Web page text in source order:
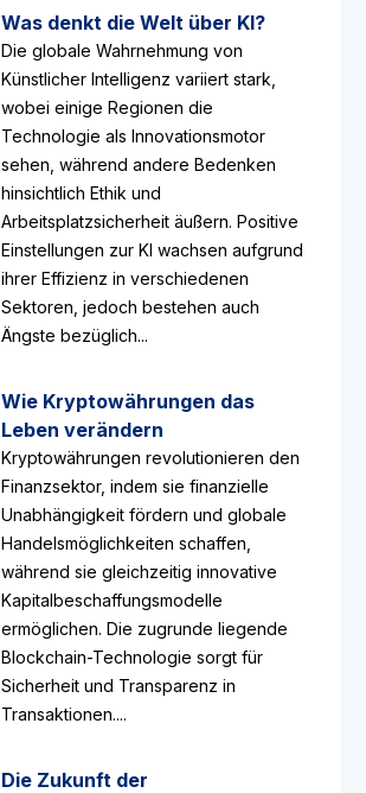
Was denkt die Welt über KI?
Die globale Wahrnehmung von
Künstlicher Intelligenz variiert stark,
wobei einige Regionen die
Technologie als Innovationsmotor
sehen, während andere Bedenken
hinsichtlich Ethik und
Arbeitsplatzsicherheit äußern. Positive
Einstellungen zur KI wachsen aufgrund
ihrer Effizienz in verschiedenen
Sektoren, jedoch bestehen auch
Ängste bezüglich...
Wie Kryptowährungen das
Leben verändern
Kryptowährungen revolutionieren den
Finanzsektor, indem sie finanzielle
Unabhängigkeit fördern und globale
Handelsmöglichkeiten schaffen,
während sie gleichzeitig innovative
Kapitalbeschaffungsmodelle
ermöglichen. Die zugrunde liegende
Blockchain-Technologie sorgt für
Sicherheit und Transparenz in
Transaktionen....
Die Zukunft der